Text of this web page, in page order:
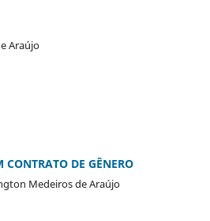
Araújo
DE GÊNERO
Medeiros de Araújo